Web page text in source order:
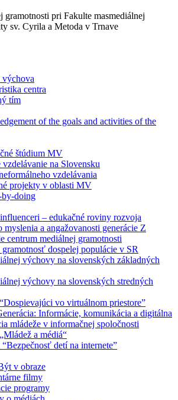
gramotnosti pri Fakulte masmediálnej
sv. Cyrila a Metoda v Trnave
výchova
centra
tím
of the goals and activities of the
štúdium MV
vzdelávanie na Slovensku
vzdelávania
projekty v oblasti MV
doing
– edukačné roviny rozvoja
myslenia a angažovanosti generácie Z
centrum mediálnej gramotnosti
dospelej populácie v SR
výchovy na slovenských základných
výchovy na slovenských stredných
vo virtuálnom priestore”
Informácie, komunikácia a digitálna
mládeže v informačnej spoločnosti
a médiá“
detí na internete”
v obraze
filmy
programy